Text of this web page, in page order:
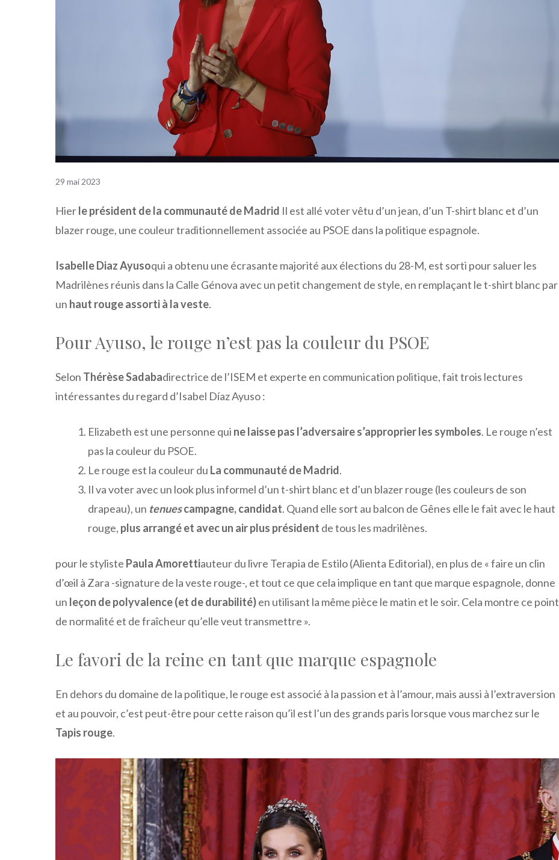
29 mai 2023
Hierle président de la communauté de Madrid Il est allé voter vêtu d’un jean, d’un T-shirt blanc et d’un
blazer rouge, une couleur traditionnellement associée au PSOE dans la politique espagnole.
Isabelle Diaz Ayusoqui a obtenu une écrasante majorité aux élections du 28-M, est sorti pour saluer les
Madrilènes réunis dans la Calle Génova avec un petit changement de style, en remplaçant le t-shirt blanc par
un haut rouge assorti à la veste.
Pour Ayuso, le rouge n’est pas la couleur du PSOE
Selon Thérèse Sadabadirectrice de l’ISEM et experte en communication politique, fait trois lectures
intéressantes du regard d’Isabel Díaz Ayuso :
Elizabeth est une personne qui ne laisse pas l’adversaire s’approprier les symboles. Le rouge n’est
pas la couleur du PSOE.
Le rouge est la couleur du La communauté de Madrid.
Il va voter avec un look plus informel d’un t-shirt blanc et d’un blazer rouge (les couleurs de son
drapeau), un tenuescampagne, candidat. Quand elle sort au balcon de Gênes elle le fait avec le haut
rouge, plus arrangé et avec un air plus président de tous les madrilènes.
pour le styliste Paula Amorettiauteur du livre Terapia de Estilo (Alienta Editorial), en plus de « faire un clin
d’œil à Zara -signature de la veste rouge-, et tout ce que cela implique en tant que marque espagnole, donne
un leçon de polyvalence (et de durabilité)en utilisant la même pièce le matin et le soir. Cela montre ce point
de normalité et de fraîcheur qu’elle veut transmettre ».
Le favori de la reine en tant que marque espagnole
En dehors du domaine de la politique, le rouge est associé à la passion et à l’amour, mais aussi à l’extraversion
et au pouvoir, c’est peut-être pour cette raison qu’il est l’un des grands paris lorsque vous marchez sur le
Tapis rouge.